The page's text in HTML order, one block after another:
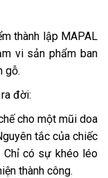
thành lập MAPAL
vi sản phẩm ban
gỗ.
đời:
cho một mũi doa
tắc của chiếc
Chỉ có sự khéo léo
thành công.